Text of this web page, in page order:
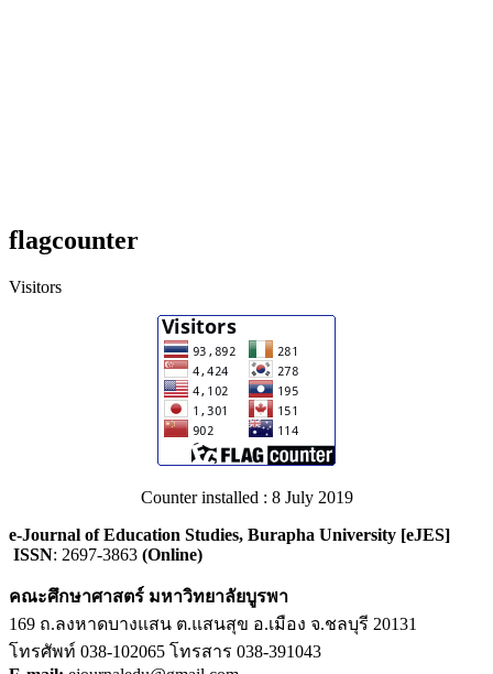
flagcounter
Visitors
Counter installed : 8 July 2019
e-Journal of Education Studies, Burapha University [eJES]
ISSN: 2697-3863 (Online)
คณะศึกษาศาสตร์ มหาวิทยาลัยบูรพา
169 ถ.ลงหาดบางแสน ต.แสนสุข อ.เมือง จ.ชลบุรี 20131
โทรศัพท์ 038-102065 โทรสาร 038-391043